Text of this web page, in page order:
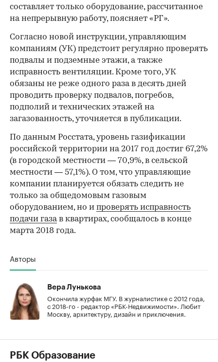
составляет только оборудование, рассчитанное
на непрерывную работу, поясняет «РГ».
Согласно новой инструкции, управляющим
компаниям (УК) предстоит регулярно проверять
подвалы и подземные этажи, а также
исправность вентиляции. Кроме того, УК
обязаны не реже одного раза в десять дней
проводить проверку подвалов, погребов,
подполий и технических этажей на
загазованность, уточняется в публикации.
По данным Росстата, уровень газификации
российской территории на 2017 год достиг 67,2%
(в городской местности — 70,9%, в сельской
местности — 57,1%). О том, что управляющие
компании планируется обязать следить не
только за общедомовым газовым
оборудованием, но и проверять исправность
подачи газав квартирах, сообщалось в конце
марта 2018 года.
Авторы
Вера Лунькова
Окончила журфак МГУ. В журналистике с 2012 года,
с 2018-го - редактор «РБК-Недвижимости». Любит
Москву, архитектуру, дизайн и приключения.
РБК Образование